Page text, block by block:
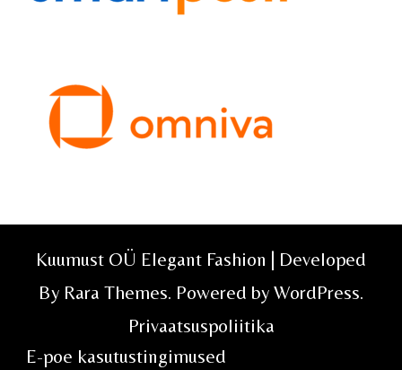
Kuumust OÜ Elegant Fashion | Developed
By Rara Themes. Powered by WordPress.
Privaatsuspoliitika
E-poe kasutustingimused